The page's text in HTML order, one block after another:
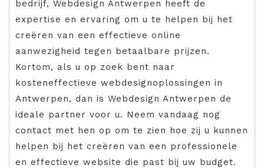
bedrijf, Webdesign Antwerpen heeft de
expertise en ervaring om u te helpen bij het
creëren van een effectieve online
aanwezigheid tegen betaalbare prijzen.
Kortom, als u op zoek bent naar
kosteneffectieve webdesignoplossingen in
Antwerpen, dan is Webdesign Antwerpen de
ideale partner voor u. Neem vandaag nog
contact met hen op om te zien hoe zij u kunnen
helpen bij het creëren van een professionele
en effectieve website die past bij uw budget.